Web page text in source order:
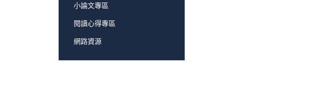
小論文專區
閱讀心得專區
網路資源